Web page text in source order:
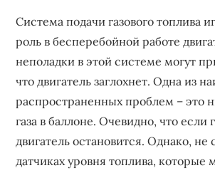
Система подачи газового топлива
роль в бесперебойной работе
неполадки в этой системе могут
что двигатель заглохнет. Одна из
распространенных проблем – это
газа в баллоне. Очевидно, что если
двигатель остановится. Однако, не
датчиках уровня топлива, которые